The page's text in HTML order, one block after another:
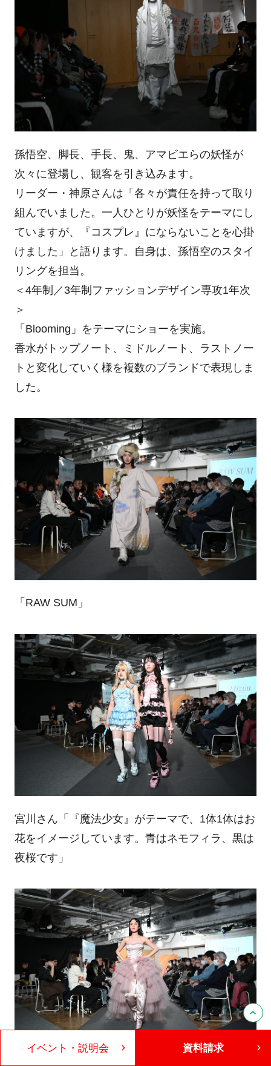
孫悟空、脚長、手長、鬼、アマビエらの妖怪が
次々に登場し、観客を引き込みます。
リーダー・神原さんは「各々が責任を持って取り
組んでいました。一人ひとりが妖怪をテーマにし
ていますが、『コスプレ』にならないことを心掛
けました」と語ります。自身は、孫悟空のスタイ
リングを担当。
＜4年制／3年制ファッションデザイン専攻1年次
＞
「Blooming」をテーマにショーを実施。
香水がトップノート、ミドルノート、ラストノー
トと変化していく様を複数のブランドで表現しま
した。
「RAW SUM」
宮川さん「『魔法少女』がテーマで、1体1体はお
花をイメージしています。青はネモフィラ、黒は
夜桜です」
イベント・説明会 資料請求